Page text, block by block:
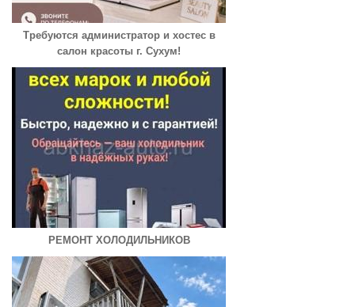
Требуются администратор и хостес в
салон красоты г. Сухум!
РЕМОНТ ХОЛОДИЛЬНИКОВ